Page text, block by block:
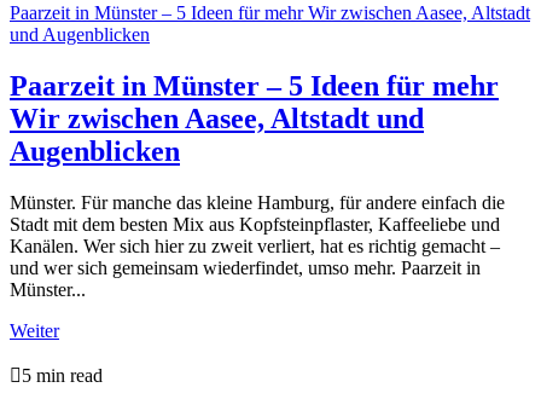
Paarzeit in Münster – 5 Ideen für mehr Wir zwischen Aasee, Altstadt
und Augenblicken
Paarzeit in Münster – 5 Ideen für mehr
Wir zwischen Aasee, Altstadt und
Augenblicken
Münster. Für manche das kleine Hamburg, für andere einfach die
Stadt mit dem besten Mix aus Kopfsteinpflaster, Kaffeeliebe und
Kanälen. Wer sich hier zu zweit verliert, hat es richtig gemacht –
und wer sich gemeinsam wiederfindet, umso mehr. Paarzeit in
Münster...
Weiter
5 min read